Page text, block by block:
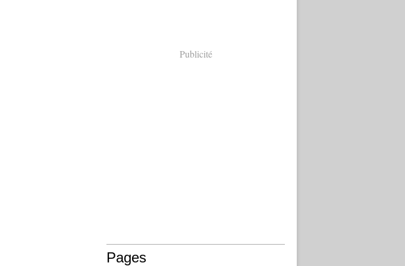
Publicité
Pages